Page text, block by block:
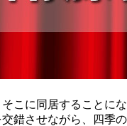
こに同居することにな
錯させながら、四季の